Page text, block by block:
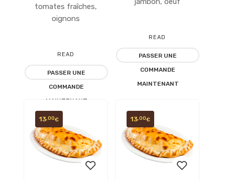
tomates fraîches,
oignons
READ
MORE
PASSER UNE
COMMANDE
MAINTENANT
READ
MORE
PASSER UNE
COMMANDE
MAINTENANT
13,00€ 13,00€